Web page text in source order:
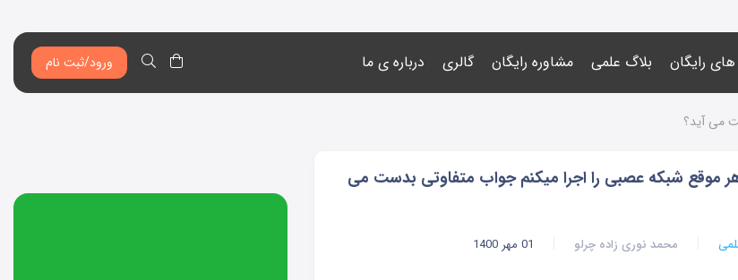
رایگان بلاگ علمی مشاوره رایگان گالری درباره ی ما ورود/ثبت نام
می آید؟
موقع شبکه عصبی را اجرا میکنم جواب متفاوتی بدست می
محمد نوری زاده چرلو 01 مهر 1400